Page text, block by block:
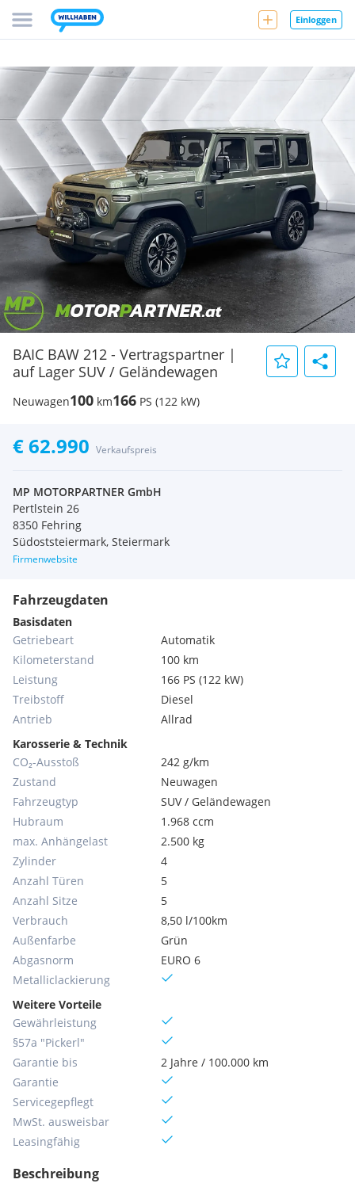
Einloggen
BAIC BAW 212 - Vertragspartner |
auf Lager SUV / Geländewagen
Neuwagen100 km166 PS (122 kW)
€ 62.990 Verkaufspreis
MP MOTORPARTNER GmbH
Pertlstein 26
8350 Fehring
Südoststeiermark, Steiermark
Firmenwebsite
Fahrzeugdaten
Basisdaten
Getriebeart
Automatik
Kilometerstand
100 km
Leistung
166 PS (122 kW)
Treibstoff
Diesel
Antrieb
Allrad
Karosserie & Technik
CO₂-Ausstoß
242 g/km
Zustand
Neuwagen
Fahrzeugtyp
SUV / Geländewagen
Hubraum
1.968 ccm
max. Anhängelast
2.500 kg
Zylinder
4
Anzahl Türen
5
Anzahl Sitze
5
Verbrauch
8,50 l/100km
Außenfarbe
Grün
Abgasnorm
EURO 6
Metallic­lackierung
Weitere Vorteile
Gewährleistung
§57a "Pickerl"
Garantie bis
2 Jahre / 100.000 km
Garantie
Servicegepflegt
MwSt. ausweisbar
Leasingfähig
Beschreibung